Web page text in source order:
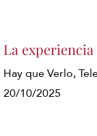
La
Hay que Verlo,
20/10/2025